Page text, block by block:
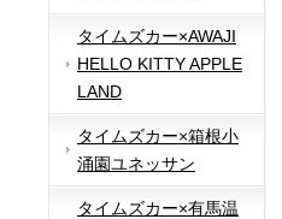
タイムズカー×AWAJI
HELLO KITTY APPLE
LAND
タイムズカー×箱根小
涌園ユネッサン
タイムズカー×有馬温